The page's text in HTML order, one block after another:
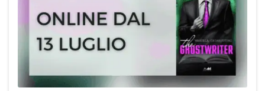
Young Adult
Fantasy
Urban Fantasy